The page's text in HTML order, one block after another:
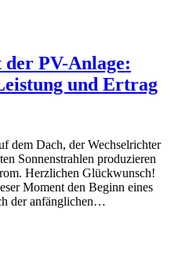
PV-Anlage:
und Ertrag
dem Dach, der Wechselrichter
Sonnenstrahlen produzieren
Herzlichen Glückwunsch!
Moment den Beginn eines
der anfänglichen…